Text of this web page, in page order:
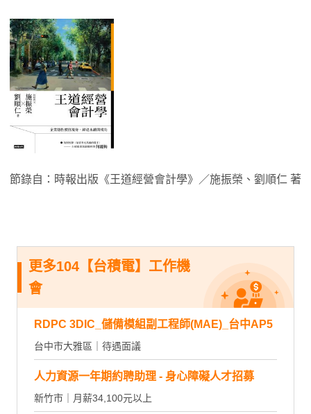
節錄自：時報出版《王道經營會計學》／施振榮、劉順仁 著
更多104【台積電】工作機
會
RDPC 3DIC_儲備模組副工程師(MAE)_台中AP5
台中市大雅區｜待遇面議
人力資源一年期約聘助理 - 身心障礙人才招募
新竹市｜月薪34,100元以上